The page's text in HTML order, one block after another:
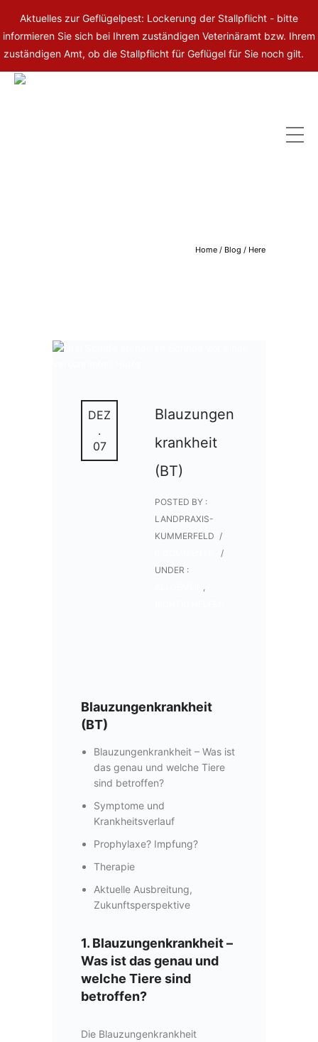
Aktuelles zur Geflügelpest: Lockerung der Stallpflicht - bitte
informieren Sie sich bei Ihrem zuständigen Veterinäramt bzw. Ihrem
zuständigen Amt, ob die Stallpflicht für Geflügel für Sie noch gilt.
Home / Blog / Here
DEZ
.
07
Blauzungen
krankheit
(BT)
POSTED BY :
LANDPRAXIS-
KUMMERFELD /
/
UNDER :
Blauzungenkrankheit
(BT)
Blauzungenkrankheit – Was ist
das genau und welche Tiere
sind betroffen?
Symptome und
Krankheitsverlauf
Prophylaxe? Impfung?
Therapie
Aktuelle Ausbreitung,
Zukunftsperspektive
1. Blauzungenkrankheit –
Was ist das genau und
welche Tiere sind
betroffen?
Die Blauzungenkrankheit